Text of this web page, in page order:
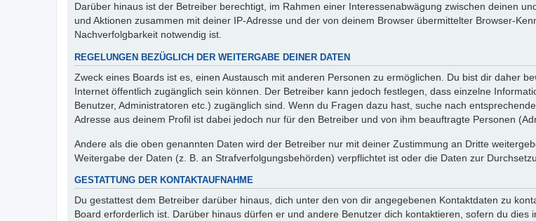
Darüber hinaus ist der Betreiber berechtigt, im Rahmen einer Interessenabwägung zwischen deinen
und Aktionen zusammen mit deiner IP-Adresse und der von deinem Browser übermittelter Browser-
Nachverfolgbarkeit notwendig ist.
REGELUNGEN BEZÜGLICH DER WEITERGABE DEINER DATEN
Zweck eines Boards ist es, einen Austausch mit anderen Personen zu ermöglichen. Du bist dir daher
Internet öffentlich zugänglich sein können. Der Betreiber kann jedoch festlegen, dass einzelne
Benutzer, Administratoren etc.) zugänglich sind. Wenn du Fragen dazu hast, suche nach
Adresse aus deinem Profil ist dabei jedoch nur für den Betreiber und von ihm beauftragte Personen
Andere als die oben genannten Daten wird der Betreiber nur mit deiner Zustimmung an Dritte
Weitergabe der Daten (z. B. an Strafverfolgungsbehörden) verpflichtet ist oder die Daten zur
GESTATTUNG DER KONTAKTAUFNAHME
Du gestattest dem Betreiber darüber hinaus, dich unter den von dir angegebenen Kontaktdaten zu
Board erforderlich ist. Darüber hinaus dürfen er und andere Benutzer dich kontaktieren, sofern du dies